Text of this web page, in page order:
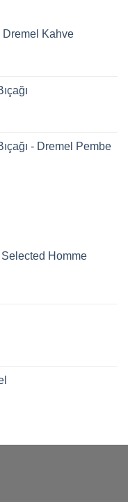
Dremel Kahve
- Dremel Pembe
Homme